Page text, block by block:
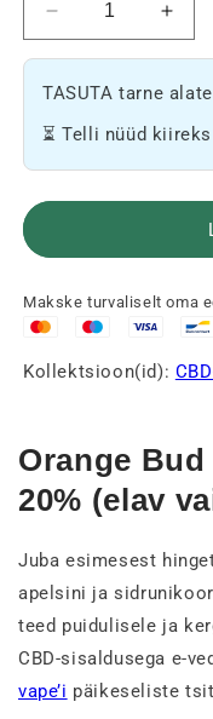
Vähendage
E-
20%
CBD
kogust
-
Orange
E-
20%
CBD
-
Bud
TASUTA tarne
⏳ Telli nüüd
Makske turvaliselt oma
Kollektsioon(id):
Orange
20% (elav
Juba esimesest
apelsini ja
teed puidulisele ja
CBD-sisaldusega e-
vape’i päikeseliste